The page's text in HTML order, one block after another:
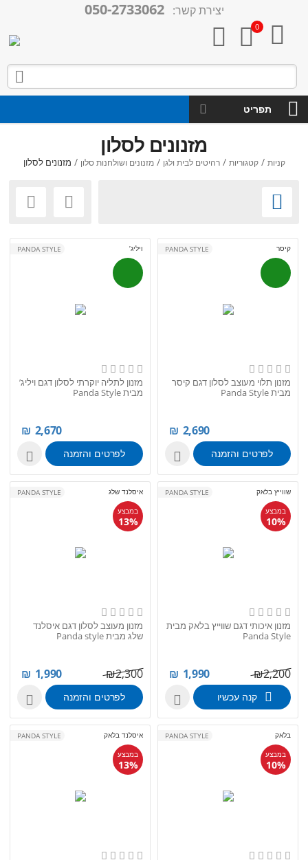
יצירת קשר: 050-2733062

0



תפריט
מזנונים לסלון
קניות / קטגוריות / רהיטים לבית ולגן / מזנונים ושולחנות סלון / מזנונים לסלון



קיסר PANDA STYLE
מזנון תלוי מעוצב לסלון דגם קיסר
מבית Panda Style
2,690
₪
לפרטים והזמנה 
ויליג’ PANDA STYLE
מזנון לתליה יוקרתי לסלון דגם ויליג’
מבית Panda Style
2,670
₪
לפרטים והזמנה 
שווייץ בלאק
במבצע
10%
PANDA STYLE
מזנון איכותי דגם שווייץ בלאק מבית
Panda Style
2,200
₪
1,990
₪
קנה עכשיו 
איסלנד שלג
במבצע
13%
PANDA STYLE
מזנון מעוצב לסלון דגם איסלנד
שלג מבית Panda style
2,300
₪
1,990
₪
לפרטים והזמנה 
בלאק
במבצע
10%
PANDA STYLE
איסלנד בלאק
במבצע
13%
PANDA STYLE